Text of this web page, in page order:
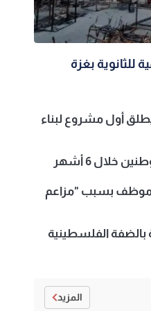
للثانوية بغزة
أول مشروع لبناء
موظف بسبب "مزاعم
المزيد